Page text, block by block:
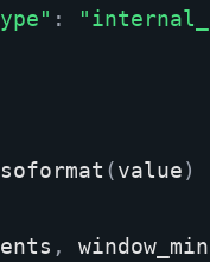
:
(value)
,